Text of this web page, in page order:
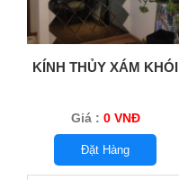
KÍNH THỦY XÁM KHÓI
Giá : 0 VNĐ
Đặt Hàng